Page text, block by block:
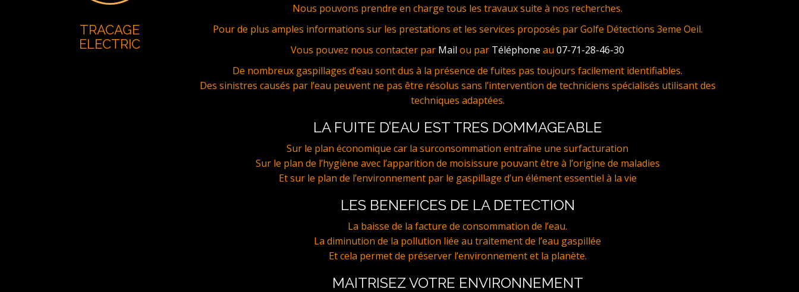
Nous pouvons prendre en charge tous les travaux suite à nos recherches.
Pour de plus amples informations sur les prestations et les services proposés par Golfe Détections 3eme Oeil.
Vous pouvez nous contacter par Mail ou par Téléphone au 07-71-28-46-30
De nombreux gaspillages d’eau sont dus à la présence de fuites pas toujours facilement identifiables.
Des sinistres causés par l’eau peuvent ne pas être résolus sans l’intervention de techniciens spécialisés utilisant des
techniques adaptées.
LA FUITE D’EAU EST TRES DOMMAGEABLE
Sur le plan économique car la surconsommation entraîne une surfacturation
Sur le plan de l’hygiène avec l’apparition de moisissure pouvant être à l’origine de maladies
Et sur le plan de l’environnement par le gaspillage d’un élément essentiel à la vie
LES BENEFICES DE LA DETECTION
La baisse de la facture de consommation de l’eau.
La diminution de la pollution liée au traitement de l’eau gaspillée
Et cela permet de préserver l’environnement et la planète.
MAITRISEZ VOTRE ENVIRONNEMENT
TRACAGE
ELECTRIC